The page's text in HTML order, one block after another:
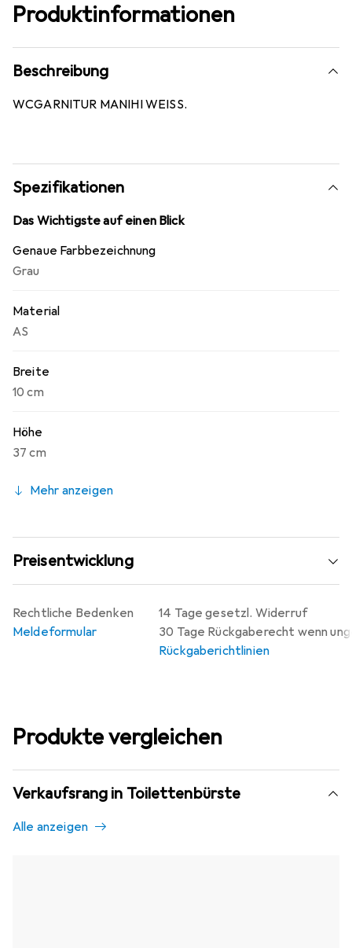
Produktinformationen
Beschreibung
WCGARNITUR MANIHI WEISS.
Spezifikationen
Das Wichtigste auf einen Blick
Genaue Farbbezeichnung
Grau
Material
AS
Breite
10 cm
Höhe
37 cm
Mehr anzeigen
Preisentwicklung
14 Tage gesetzl. Widerruf
30 Tage Rückgaberecht wenn
Rückgaberichtlinien
Rechtliche Bedenken
Meldeformular
Produkte vergleichen
Verkaufsrang in Toilettenbürste
Alle anzeigen